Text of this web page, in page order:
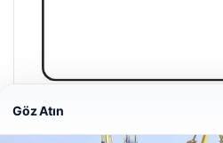
Enes Kaplan Avukatlık Bürosu
28/04/2026
Göz Atın